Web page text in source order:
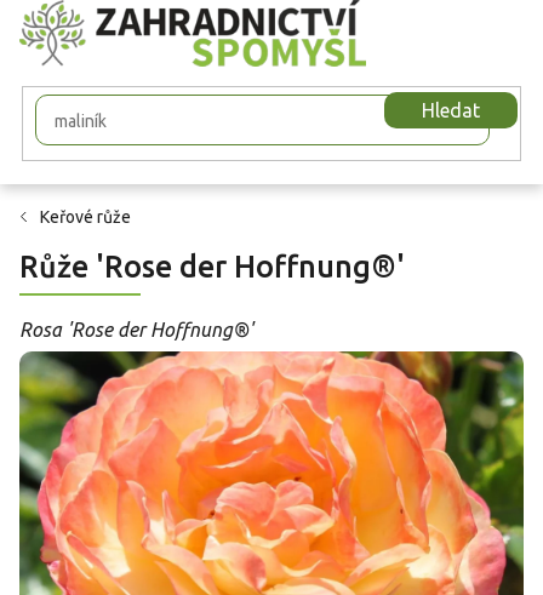
Přejít
na
obsah
Hledat
Keřové růže
Růže 'Rose der Hoffnung®'
Rosa 'Rose der Hoffnung®'